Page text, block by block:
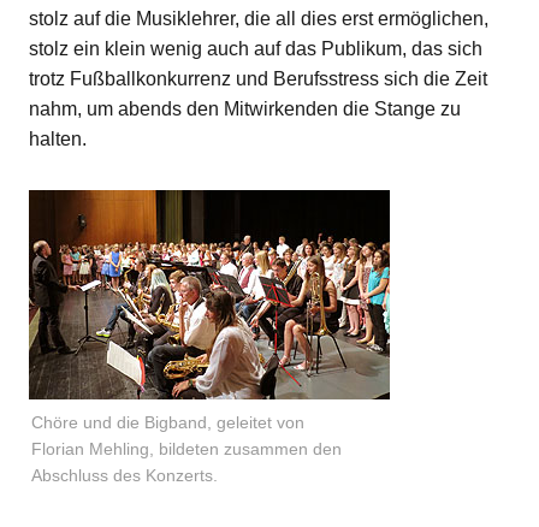
stolz auf die Musiklehrer, die all dies erst ermöglichen,
stolz ein klein wenig auch auf das Publikum, das sich
trotz Fußballkonkurrenz und Berufsstress sich die Zeit
nahm, um abends den Mitwirkenden die Stange zu
halten.
Chöre und die Bigband, geleitet von
Florian Mehling, bildeten zusammen den
Abschluss des Konzerts.